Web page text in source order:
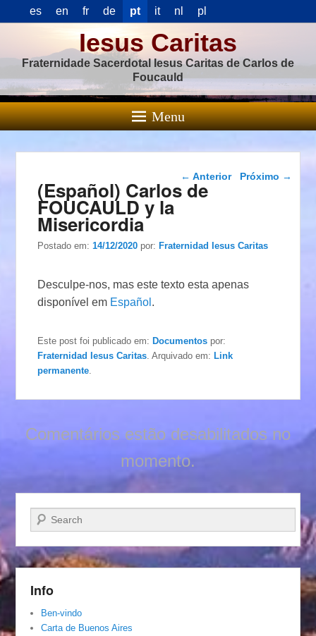
es en fr de pt it nl pl
Iesus Caritas
Fraternidade Sacerdotal Iesus Caritas de Carlos de
Foucauld
Menu
Navegação das
← Anterior Próximo →
(Español) Carlos de
FOUCAULD y la
Misericordia
Postado em:14/12/2020 por:Fraternidad Iesus Caritas
Desculpe-nos, mas este texto esta apenas
disponível em Español .
Este post foi publicado em:Documentos por:
Fraternidad Iesus Caritas . Arquivado em:Link
permanente
Comentários estão desabilitados no
momento.
Pesquisar…
Info
Ben-vindo
Carta de Buenos Aires